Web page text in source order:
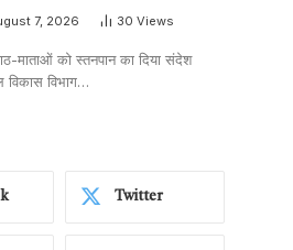
7, 2026 30 Views
माताओं को स्तनपान का दिया संदेश
विकास विभाग…
Twitter